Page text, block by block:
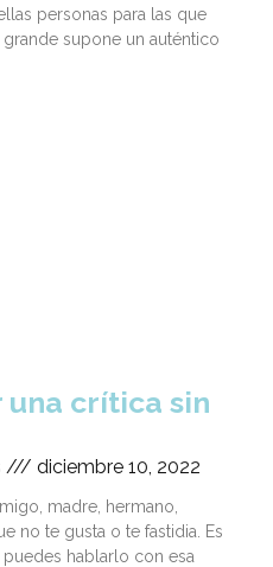
personas para las que
supone un auténtico
una crítica sin
diciembre 10, 2022
madre, hermano,
no te gusta o te fastidia. Es
hablarlo con esa